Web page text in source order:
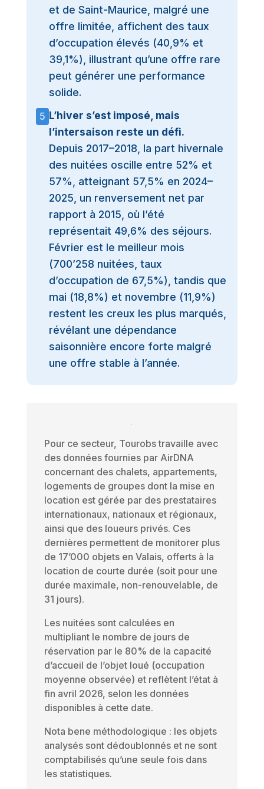
et de Saint-Maurice, malgré une
offre limitée, affichent des taux
d’occupation élevés (40,9% et
39,1%), illustrant qu’une offre rare
peut générer une performance
solide.
5 L’hiver s’est imposé, mais
l’intersaison reste un défi.
Depuis 2017–2018, la part hivernale
des nuitées oscille entre 52% et
57%, atteignant 57,5% en 2024–
2025, un renversement net par
rapport à 2015, où l’été
représentait 49,6% des séjours.
Février est le meilleur mois
(700’258 nuitées, taux
d’occupation de 67,5%), tandis que
mai (18,8%) et novembre (11,9%)
restent les creux les plus marqués,
révélant une dépendance
saisonnière encore forte malgré
une offre stable à l’année.
Pour ce secteur, Tourobs travaille avec
des données fournies par AirDNA
concernant des chalets, appartements,
logements de groupes dont la mise en
location est gérée par des prestataires
internationaux, nationaux et régionaux,
ainsi que des loueurs privés. Ces
dernières permettent de monitorer plus
de 17’000 objets en Valais, offerts à la
location de courte durée (soit pour une
durée maximale, non-renouvelable, de
31 jours).
Les nuitées sont calculées en
multipliant le nombre de jours de
réservation par le 80% de la capacité
d’accueil de l’objet loué (occupation
moyenne observée) et reflètent l’état à
fin avril 2026, selon les données
disponibles à cette date.
Nota bene méthodologique : les objets
analysés sont dédoublonnés et ne sont
comptabilisés qu’une seule fois dans
les statistiques.